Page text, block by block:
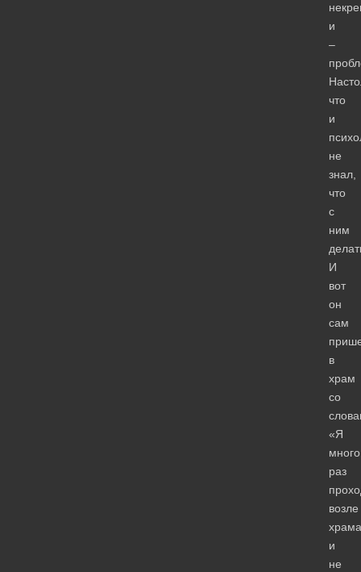
и
–
что
и
не
знал,
что
с
ним
И
вот
он
сам
в
храм
со
«Я
много
раз
возле
храма
и
не